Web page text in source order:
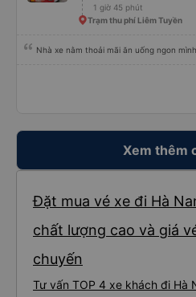
1 giờ 45 phút
Trạm thu phí Liêm Tuyền
Nhà xe nằm thoải mãi ăn uống ngon
Xem thêm
Đặt mua vé xe đi Hà
chất lượng cao và giá
chuyến
Tư vấn TOP 4 xe khách đi Hà